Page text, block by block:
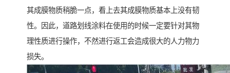
其成膜物质稍脆一点，看上去其成膜物质基本上没有韧
性。因此，道路划线涂料在使用的时候一定要针对其物
理性质进行操作，不然进行返工会造成很大的人力物力
损失。